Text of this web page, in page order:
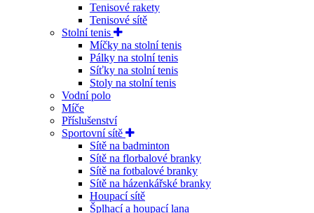
Tenisové rakety
Tenisové sítě
Stolní tenis
Míčky na stolní tenis
Pálky na stolní tenis
Síťky na stolní tenis
Stoly na stolní tenis
Vodní polo
Míče
Příslušenství
Sportovní sítě
Sítě na badminton
Sítě na florbalové branky
Sítě na fotbalové branky
Sítě na házenkářské branky
Houpací sítě
Šplhací a houpací lana